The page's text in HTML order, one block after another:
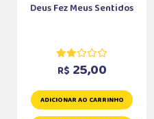
Deus Fez Meus Sentidos
R$ 25,00
ADICIONAR AO CARRINHO